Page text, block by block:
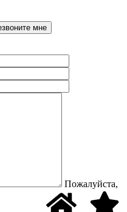
Пожалуйста,